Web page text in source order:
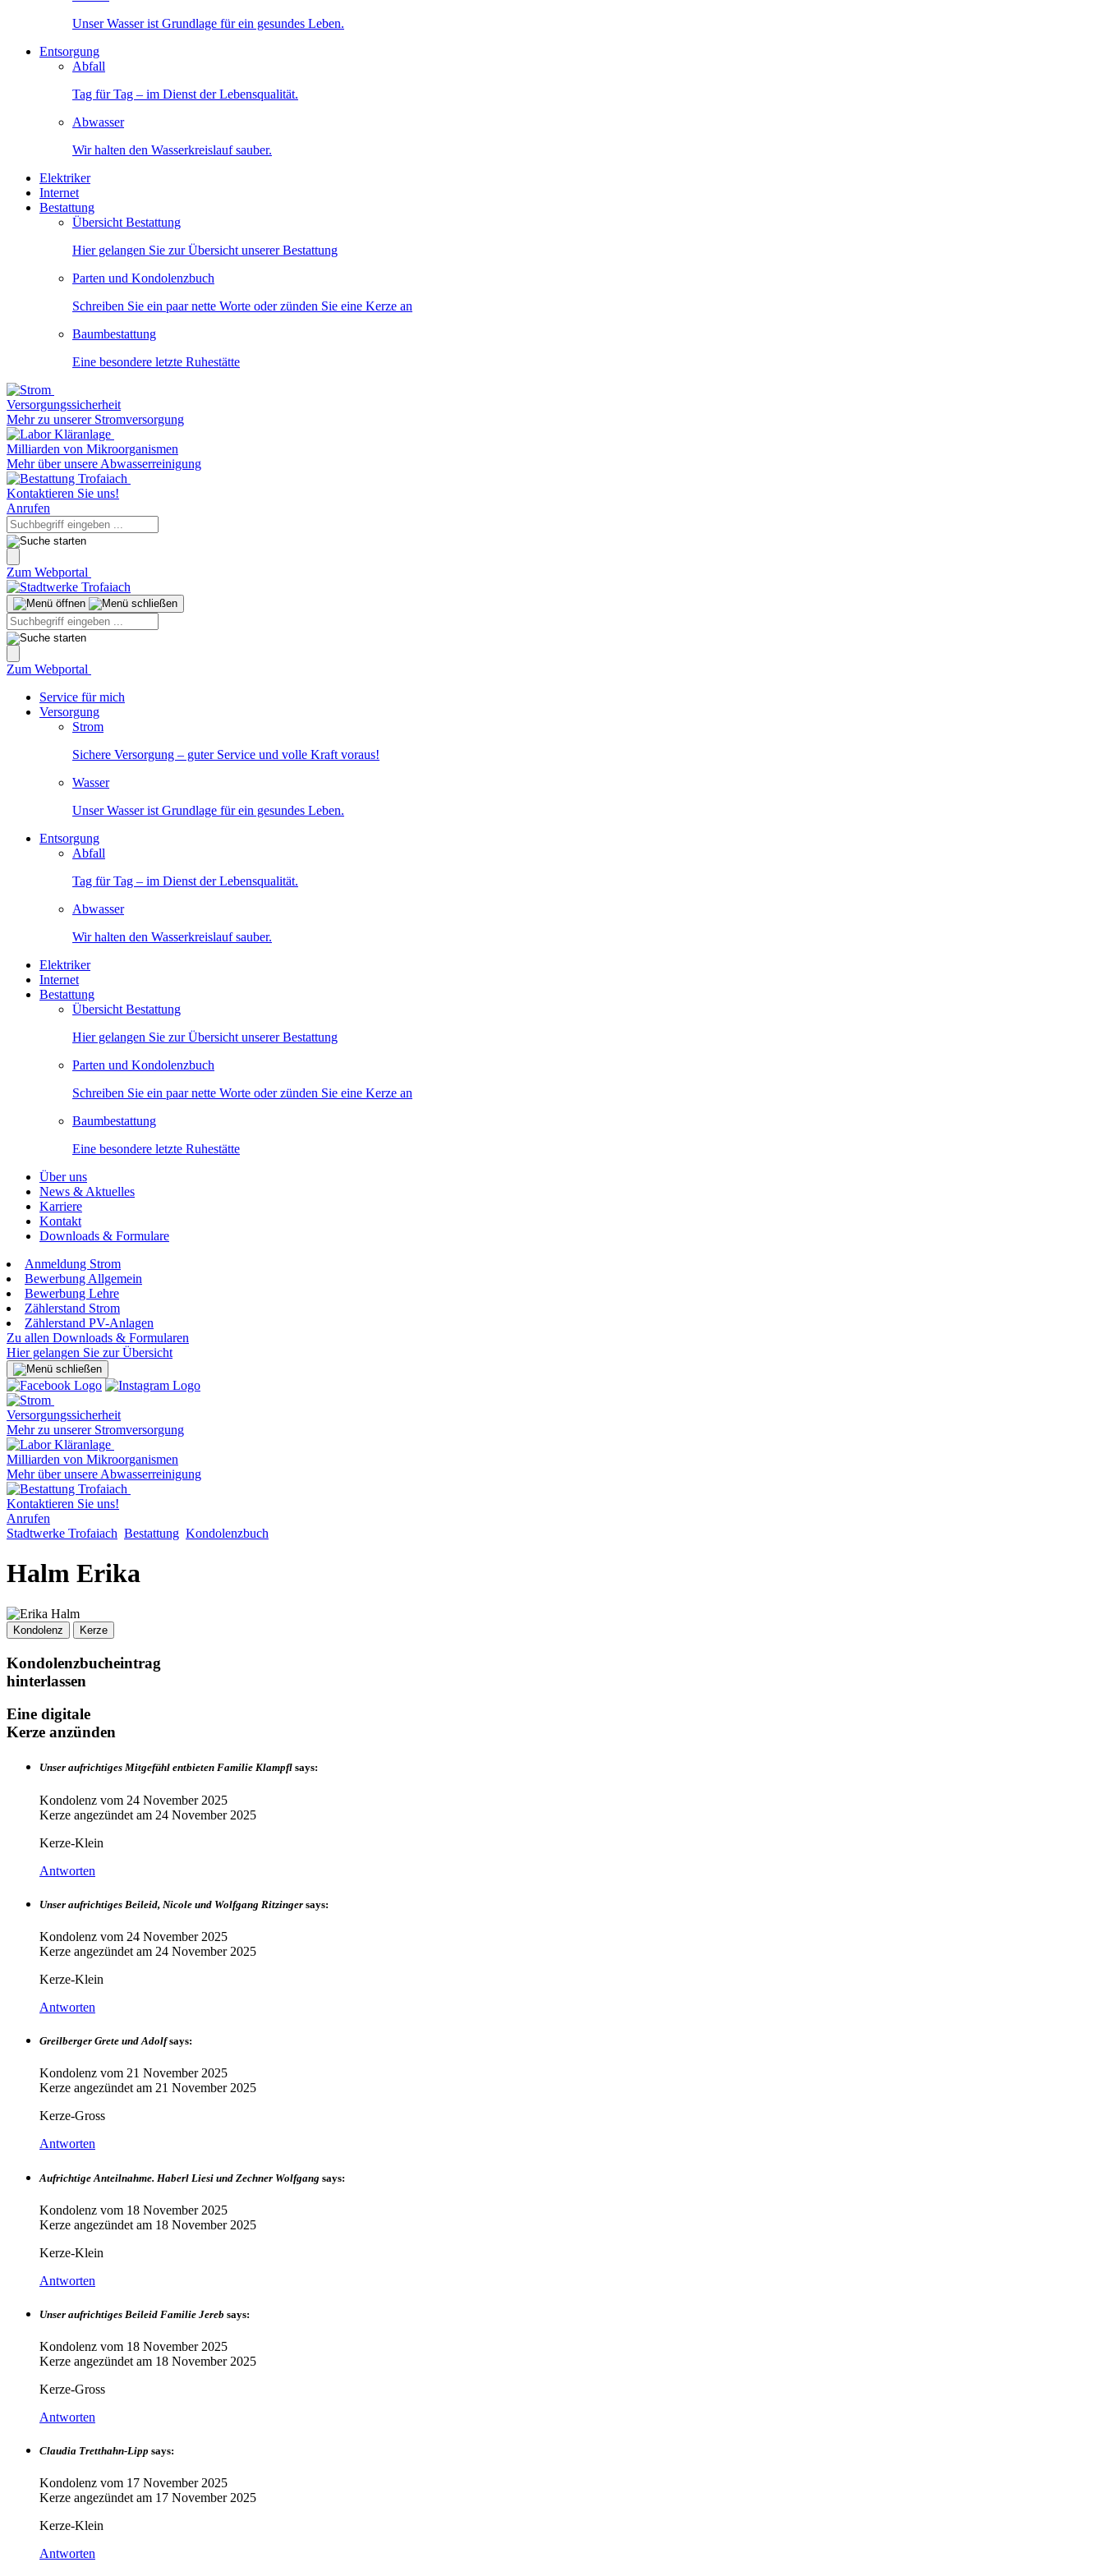
Unser Wasser ist Grundlage für ein gesundes Leben.
Entsorgung
Abfall
Tag für Tag – im Dienst der Lebensqualität.
Abwasser
Wir halten den Wasserkreislauf sauber.
Elektriker
Internet
Bestattung
Übersicht Bestattung
Hier gelangen Sie zur Übersicht unserer Bestattung
Parten und Kondolenzbuch
Schreiben Sie ein paar nette Worte oder zünden Sie eine Kerze an
Baumbestattung
Eine besondere letzte Ruhestätte
Versorgungssicherheit
Mehr zu unserer Stromversorgung
Milliarden von Mikroorganismen
Mehr über unsere Abwasserreinigung
Kontaktieren Sie uns!
Anrufen
Zum Webportal
Zum Webportal
Service für mich
Versorgung
Strom
Sichere Versorgung – guter Service und volle Kraft voraus!
Wasser
Unser Wasser ist Grundlage für ein gesundes Leben.
Entsorgung
Abfall
Tag für Tag – im Dienst der Lebensqualität.
Abwasser
Wir halten den Wasserkreislauf sauber.
Elektriker
Internet
Bestattung
Übersicht Bestattung
Hier gelangen Sie zur Übersicht unserer Bestattung
Parten und Kondolenzbuch
Schreiben Sie ein paar nette Worte oder zünden Sie eine Kerze an
Baumbestattung
Eine besondere letzte Ruhestätte
Über uns
News & Aktuelles
Karriere
Kontakt
Downloads & Formulare
Anmeldung Strom
Bewerbung Allgemein
Bewerbung Lehre
Zählerstand Strom
Zählerstand PV-Anlagen
Zu allen Downloads & Formularen
Hier gelangen Sie zur Übersicht
Versorgungssicherheit
Mehr zu unserer Stromversorgung
Milliarden von Mikroorganismen
Mehr über unsere Abwasserreinigung
Kontaktieren Sie uns!
Anrufen
Stadtwerke Trofaiach Bestattung Kondolenzbuch
Halm Erika
Kondolenz Kerze
Kondolenzbucheintrag
hinterlassen
Eine digitale
Kerze anzünden
Unser aufrichtiges Mitgefühl entbieten Familie Klampfl says:
Kondolenz vom 24 November 2025
Kerze angezündet am 24 November 2025
Kerze-Klein
Antworten
Unser aufrichtiges Beileid, Nicole und Wolfgang Ritzinger says:
Kondolenz vom 24 November 2025
Kerze angezündet am 24 November 2025
Kerze-Klein
Antworten
Greilberger Grete und Adolf says:
Kondolenz vom 21 November 2025
Kerze angezündet am 21 November 2025
Kerze-Gross
Antworten
Aufrichtige Anteilnahme. Haberl Liesi und Zechner Wolfgang says:
Kondolenz vom 18 November 2025
Kerze angezündet am 18 November 2025
Kerze-Klein
Antworten
Unser aufrichtiges Beileid Familie Jereb says:
Kondolenz vom 18 November 2025
Kerze angezündet am 18 November 2025
Kerze-Gross
Antworten
Claudia Tretthahn-Lipp says:
Kondolenz vom 17 November 2025
Kerze angezündet am 17 November 2025
Kerze-Klein
Antworten